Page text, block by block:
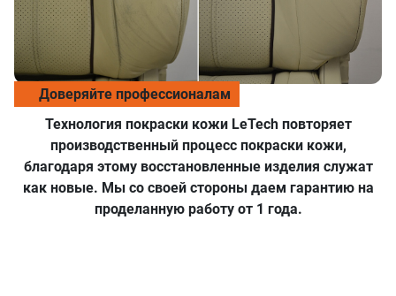
Доверяйте профессионалам
Технология покраски кожи LeTech повторяет
производственный процесс покраски кожи,
благодаря этому восстановленные изделия служат
как новые. Мы со своей стороны даем гарантию на
проделанную работу от 1 года.